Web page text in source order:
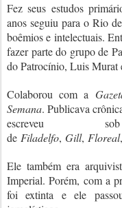
Fez seus estudos
anos seguiu para o Rio
boêmios e intelectuais.
fazer parte do grupo de
do Patrocínio, Luis Murat
Colaborou com a
Semana. Publicava
escreveu
de Filadelfo, Gill, Floreal,
Ele também era
Imperial. Porém, com a
foi extinta e ele